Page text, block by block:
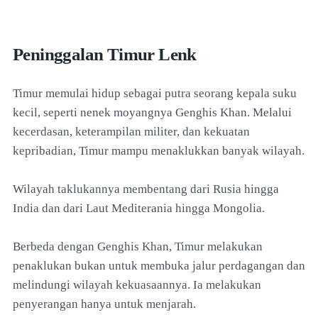
Peninggalan Timur Lenk
Timur memulai hidup sebagai putra seorang kepala suku
kecil, seperti nenek moyangnya Genghis Khan. Melalui
kecerdasan, keterampilan militer, dan kekuatan
kepribadian, Timur mampu menaklukkan banyak wilayah.
Wilayah taklukannya membentang dari Rusia hingga
India dan dari Laut Mediterania hingga Mongolia.
Berbeda dengan Genghis Khan, Timur melakukan
penaklukan bukan untuk membuka jalur perdagangan dan
melindungi wilayah kekuasaannya. Ia melakukan
penyerangan hanya untuk menjarah.